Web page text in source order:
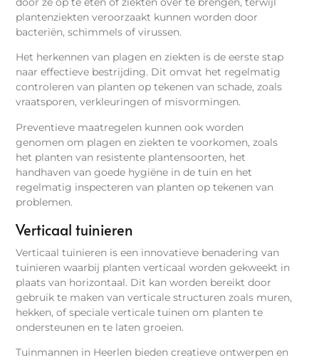
plantenziekten veroorzaakt kunnen worden door
bacteriën, schimmels of virussen.
Het herkennen van plagen en ziekten is de eerste stap
naar effectieve bestrijding. Dit omvat het regelmatig
controleren van planten op tekenen van schade, zoals
vraatsporen, verkleuringen of misvormingen.
Preventieve maatregelen kunnen ook worden
genomen om plagen en ziekten te voorkomen, zoals
het planten van resistente plantensoorten, het
handhaven van goede hygiëne in de tuin en het
regelmatig inspecteren van planten op tekenen van
problemen.
Verticaal tuinieren
Verticaal tuinieren is een innovatieve benadering van
tuinieren waarbij planten verticaal worden gekweekt in
plaats van horizontaal. Dit kan worden bereikt door
gebruik te maken van verticale structuren zoals muren,
hekken, of speciale verticale tuinen om planten te
ondersteunen en te laten groeien.
Tuinmannen in Heerlen bieden creatieve ontwerpen en